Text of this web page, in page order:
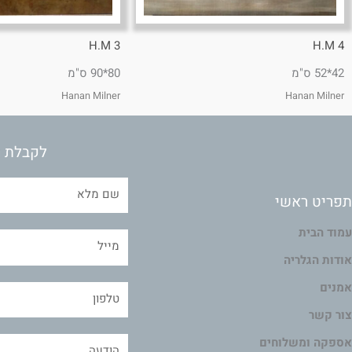
H.M 4
42*52 ס"מ
Hanan Milner
H.M 3
80*90 ס"מ
Hanan Milner
תפריט ראשי
עמוד הבית
אודות הגלריה
אמנים
צור קשר
אספקה ומשלוחים
לקבלת